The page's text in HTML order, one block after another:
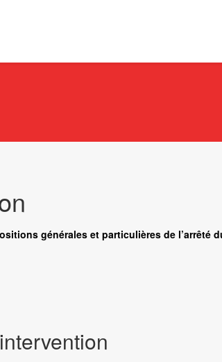
générales et particulières de l’arrêté